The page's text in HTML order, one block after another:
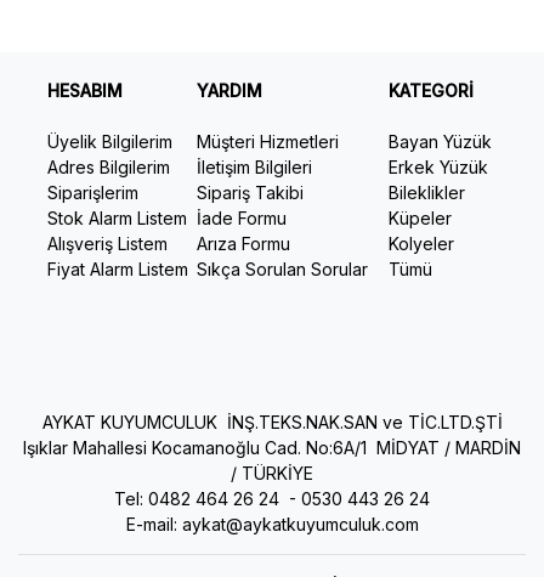
HESABIM
Üyelik Bilgilerim
Adres Bilgilerim
Siparişlerim
Stok Alarm Listem
Alışveriş Listem
Fiyat Alarm Listem
YARDIM
Müşteri Hizmetleri
İletişim Bilgileri
Sipariş Takibi
İade Formu
Arıza Formu
Sıkça Sorulan Sorular
KATEGORİ
Bayan Yüzük
Erkek Yüzük
Bileklikler
Küpeler
Kolyeler
Tümü
AYKAT KUYUMCULUK İNŞ.TEKS.NAK.SAN ve TİC.LTD.ŞTİ
Işıklar Mahallesi Kocamanoğlu Cad. No:6A/1 MİDYAT / MARDİN
/ TÜRKİYE
Tel: 0482 464 26 24 - 0530 443 26 24
E-mail: aykat@aykatkuyumculuk.com